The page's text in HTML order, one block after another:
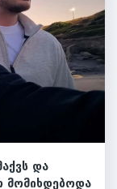
და
მომიხდებოდა